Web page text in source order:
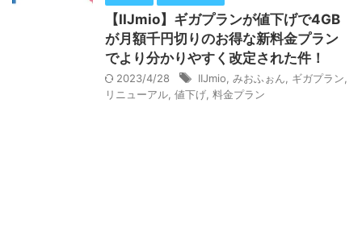
【IIJmio】ギガプランが値下げで4GB
が月額千円切りのお得な新料金プラン
でより分かりやすく改定された件！
2023/4/28 IIJmio みおふぉん ギガプラン
リニューアル 値下げ 料金プラン